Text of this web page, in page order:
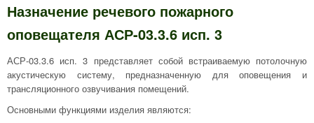
Назначение речевого пожарного
оповещателя АСР-03.3.6 исп. 3
АСР-03.3.6 исп. 3 представляет собой встраиваемую потолочную
акустическую систему, предназначенную для оповещения и
трансляционного озвучивания помещений.
Основными функциями изделия являются: